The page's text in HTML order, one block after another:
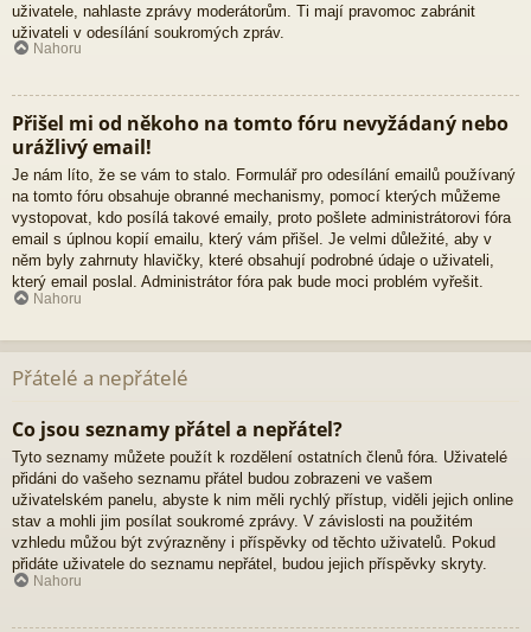
uživatele, nahlaste zprávy moderátorům. Ti mají pravomoc zabránit
uživateli v odesílání soukromých zpráv.
Nahoru
Přišel mi od někoho na tomto fóru nevyžádaný nebo
urážlivý email!
Je nám líto, že se vám to stalo. Formulář pro odesílání emailů používaný
na tomto fóru obsahuje obranné mechanismy, pomocí kterých můžeme
vystopovat, kdo posílá takové emaily, proto pošlete administrátorovi fóra
email s úplnou kopií emailu, který vám přišel. Je velmi důležité, aby v
něm byly zahrnuty hlavičky, které obsahují podrobné údaje o uživateli,
který email poslal. Administrátor fóra pak bude moci problém vyřešit.
Nahoru
Přátelé a nepřátelé
Co jsou seznamy přátel a nepřátel?
Tyto seznamy můžete použít k rozdělení ostatních členů fóra. Uživatelé
přidáni do vašeho seznamu přátel budou zobrazeni ve vašem
uživatelském panelu, abyste k nim měli rychlý přístup, viděli jejich online
stav a mohli jim posílat soukromé zprávy. V závislosti na použitém
vzhledu můžou být zvýrazněny i příspěvky od těchto uživatelů. Pokud
přidáte uživatele do seznamu nepřátel, budou jejich příspěvky skryty.
Nahoru